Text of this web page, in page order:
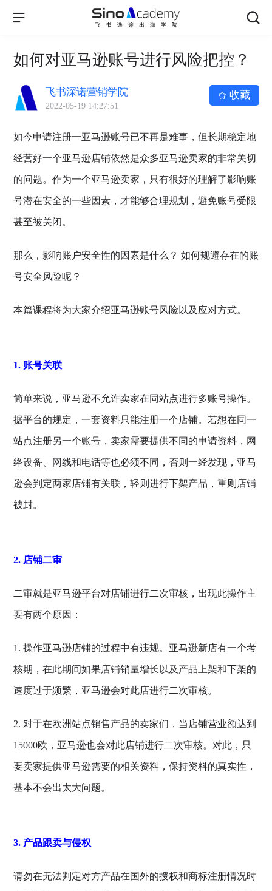
如何对亚马逊账号进行风险把控？
飞书深诺营销学院
2022-05-19 14:27:51
收藏
如今申请注册一亚马逊账号已不再是难事，但长期稳定地
经营好一个亚马逊店铺依然是众多亚马逊卖家的非常关切
的问题。作为一个亚马逊卖家，只有很好的理解了影响账
号潜在安全的一些因素，才能够合理规划，避免账号受限
甚至被关闭。
那么，影响账户安全性的因素是什么？ 如何规避存在的账
号安全风险呢？
本篇课程将为大家介绍亚马逊账号风险以及应对方式。
1. 账号关联
简单来说，亚马逊不允许卖家在同站点进行多账号操作。
据平台的规定，一套资料只能注册一个店铺。若想在同一
站点注册另一个账号，卖家需要提供不同的申请资料，网
络设备、网线和电话等也必须不同，否则一经发现，亚马
逊会判定两家店铺有关联，轻则进行下架产品，重则店铺
被封。
2. 店铺二审
二审就是亚马逊平台对店铺进行二次审核，出现此操作主
要有两个原因：
1. 操作亚马逊店铺的过程中有违规。亚马逊新店有一个考
核期，在此期间如果店铺销量增长以及产品上架和下架的
速度过于频繁，亚马逊会对此店进行二次审核。
2. 对于在欧洲站点销售产品的卖家们，当店铺营业额达到
15000欧，亚马逊也会对此店铺进行二次审核。对此，只
要卖家提供亚马逊需要的相关资料，保持资料的真实性，
基本不会出太大问题。
3. 产品跟卖与侵权
请勿在无法判定对方产品在国外的授权和商标注册情况时